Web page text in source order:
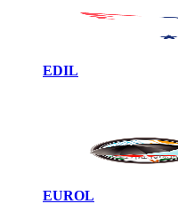
EDIL
EUROL